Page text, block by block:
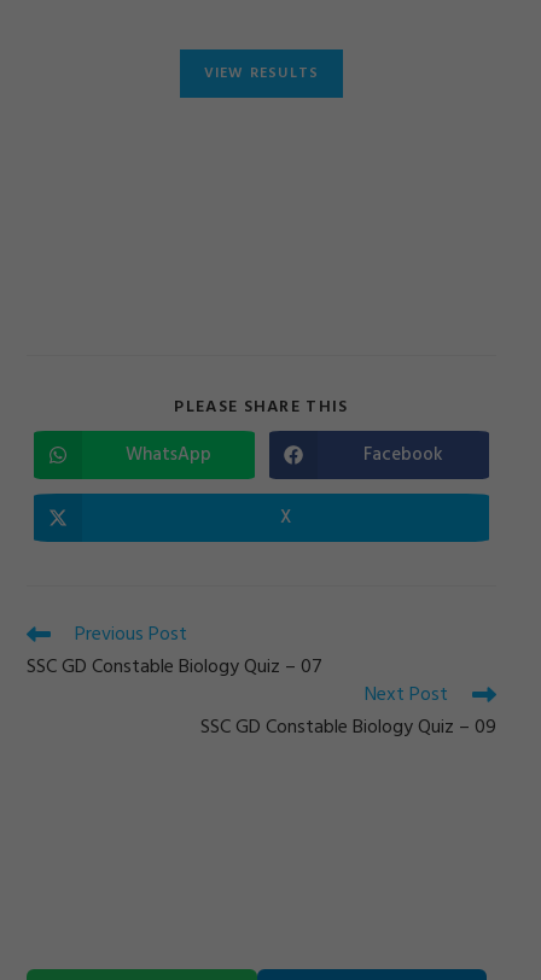
PLEASE SHARE THIS
CONTENT
Opens
in
a
WhatsApp Opens
in
a
Facebook
Opens
in
X
Read
more
articles
Previous Post
SSC GD Constable Biology Quiz – 07
Next Post
SSC GD Constable Biology Quiz – 09